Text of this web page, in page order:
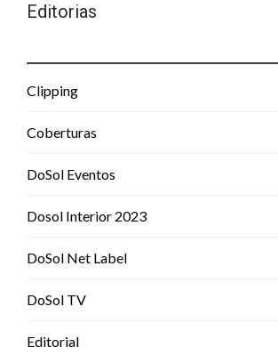
Editorias
Clipping
Coberturas
DoSol Eventos
Dosol Interior 2023
DoSol Net Label
DoSol TV
Editorial